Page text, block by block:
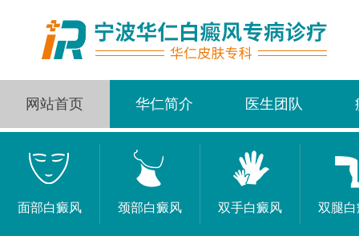
网站首页 华仁简介 医生团队
面部白癜风 颈部白癜风 双手白癜风 双腿